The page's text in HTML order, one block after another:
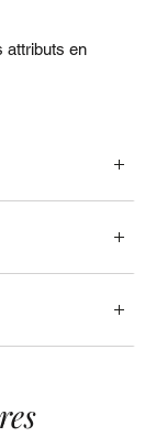
attributs en